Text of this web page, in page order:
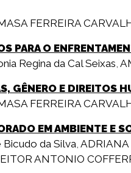
FERREIRA
PARA O
Regina da Cal Seixas,
GÊNERO E DIREITOS
FERREIRA
EM AMBIENTE E
Bicudo da Silva, ADRIANA
ANTONIO